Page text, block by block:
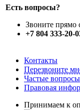
Есть вопросы?
Звоните прямо
+7 804 333-20-
Контакты
Перезвоните
Частые вопросы
Правовая
Принимаем к